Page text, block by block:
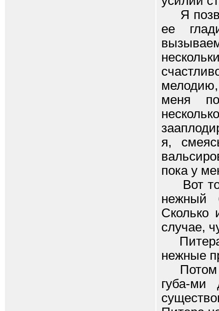
Я
ее
мелодию,
меня
я,
пока у
Вот
нежный
случае,
Питера,
нежные
Потом
губа-